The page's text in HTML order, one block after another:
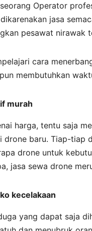
Operator
jasa
pesawat nirawak
cara
membutuhkan
murah
harga, tentu saja
drone baru. Tiap-tiap
drone untuk
jasa sewa drone
kecelakaan
yang dapat saja